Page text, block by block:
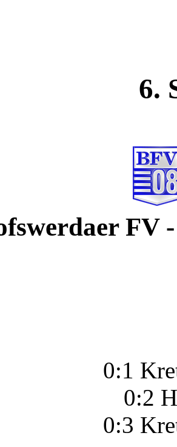
6.
FV
0:1
0:2
0:3